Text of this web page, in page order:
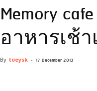
Memory
อาหารเช้
By toeysk - 17 December 2013